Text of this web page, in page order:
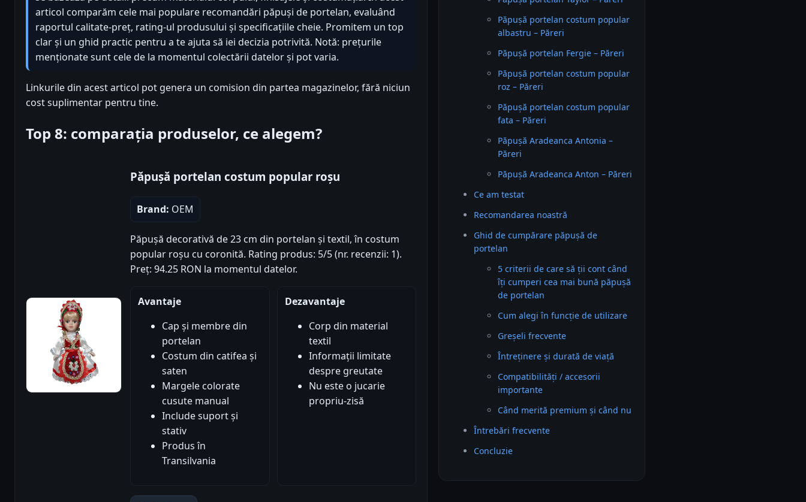
articol comparăm cele mai populare recomandări păpuși de portelan, evaluând
raportul calitate-preț, rating-ul produsului și specificațiile cheie. Promitem un top
clar și un ghid practic pentru a te ajuta să iei decizia potrivită. Notă: prețurile
menționate sunt cele de la momentul colectării datelor și pot varia.
Linkurile din acest articol pot genera un comision din partea magazinelor, fără niciun
cost suplimentar pentru tine.
Top 8: comparația produselor, ce alegem?
Păpușă portelan costum popular roșu
Brand: OEM
Păpușă decorativă de 23 cm din portelan și textil, în costum
popular roșu cu coronită. Rating produs: 5/5 (nr. recenzii: 1).
Preț: 94.25 RON la momentul datelor.
Avantaje
Cap și membre din
portelan
Costum din catifea și
saten
Margele colorate
cusute manual
Include suport și
stativ
Produs în
Transilvania
Dezavantaje
Corp din material
textil
Informații limitate
despre greutate
Nu este o jucarie
propriu-zisă
Păpușă portelan costum popular
albastru – Păreri
Păpușă portelan Fergie – Păreri
Păpușă portelan costum popular
roz – Păreri
Păpușă portelan costum popular
fata – Păreri
Păpușă Aradeanca Antonia –
Păreri
Păpușă Aradeanca Anton – Păreri
Ce am testat
Recomandarea noastră
Ghid de cumpărare păpușă de
portelan
5 criterii de care să ții cont când
îți cumperi cea mai bună păpușă
de portelan
Cum alegi în funcție de utilizare
Greșeli frecvente
Întreținere și durată de viață
Compatibilități / accesorii
importante
Când merită premium și când nu
Întrebări frecvente
Concluzie